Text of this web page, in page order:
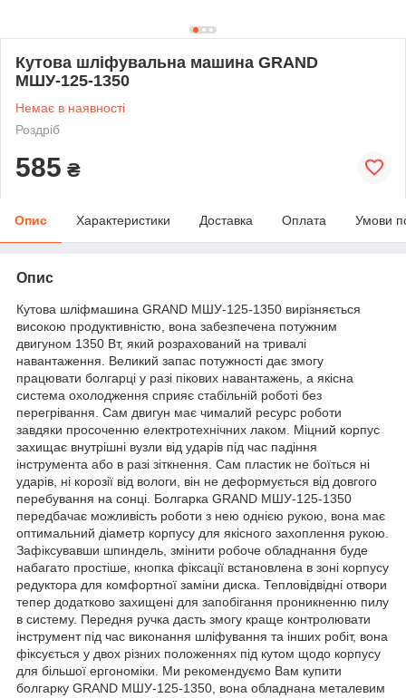
Кутова шліфувальна машина GRAND
МШУ-125-1350
Немає в наявності
Роздріб
585 ₴
Опис Характеристики Доставка Оплата Умови
Опис
Кутова шліфмашина GRAND МШУ-125-1350 вирізняється
високою продуктивністю, вона забезпечена потужним
двигуном 1350 Вт, який розрахований на тривалі
навантаження. Великий запас потужності дає змогу
працювати болгарці у разі пікових навантажень, а якісна
система охолодження сприяє стабільній роботі без
перегрівання. Сам двигун має чималий ресурс роботи
завдяки просоченню електротехнічних лаком. Міцний корпус
захищає внутрішні вузли від ударів під час падіння
інструмента або в разі зіткнення. Сам пластик не боїться ні
ударів, ні корозії від вологи, він не деформується від довгого
перебування на сонці. Болгарка GRAND МШУ-125-1350
передбачає можливість роботи з нею однією рукою, вона має
оптимальний діаметр корпусу для якісного захоплення рукою.
Зафіксувавши шпиндель, змінити робоче обладнання буде
набагато простіше, кнопка фіксації встановлена в зоні корпусу
редуктора для комфортної заміни диска. Тепловідвідні отвори
тепер додатково захищені для запобігання проникненню пилу
в систему. Передня ручка дасть змогу краще контролювати
інструмент під час виконання шліфування та інших робіт, вона
фіксується у двох різних положеннях під кутом щодо корпусу
для більшої ергономіки. Ми рекомендуємо Вам купити
болгарку GRAND МШУ-125-1350, вона обладнана металевим